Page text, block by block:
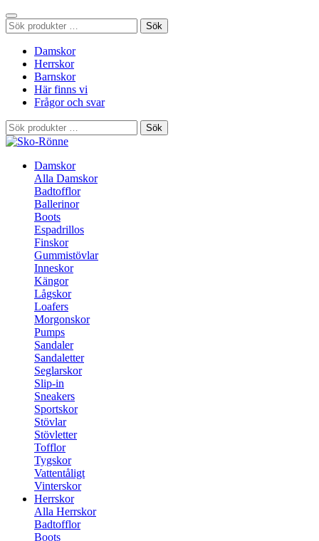
Sök
efter:
Sök
Damskor
Herrskor
Barnskor
Här finns vi
Frågor och svar
Sök
efter:
Sök
Damskor
Alla Damskor
Badtofflor
Ballerinor
Boots
Espadrillos
Finskor
Gummistövlar
Inneskor
Kängor
Lågskor
Loafers
Morgonskor
Pumps
Sandaler
Sandaletter
Seglarskor
Slip-in
Sneakers
Sportskor
Stövlar
Stövletter
Tofflor
Tygskor
Vattentåligt
Vinterskor
Herrskor
Alla Herrskor
Badtofflor
Boots